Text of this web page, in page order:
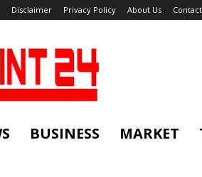
Disclaimer Privacy Policy About Us
BUSINESS MARKET